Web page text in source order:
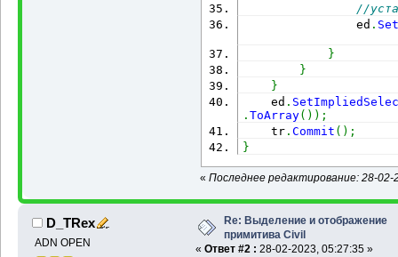
//
ed .
}
}
}
ed .
.ToArray( ) ) ;
tr .Commit ( ) ;
}
« Последнее редактирование: 28-02-
D_TRex
ADN OPEN
Re: Выделение и отображение
примитива Civil
« Ответ #2 : 28-02-2023, 05:27:35 »